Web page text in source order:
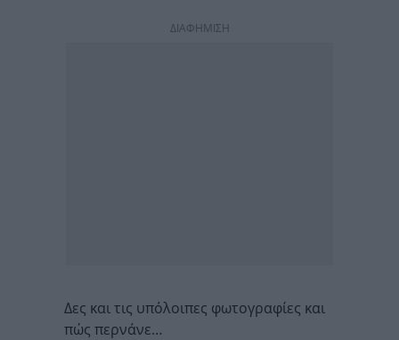
ΔΙΑΦΗΜΙΣΗ
Δες και τις υπόλοιπες φωτογραφίες και
πώς περνάνε…